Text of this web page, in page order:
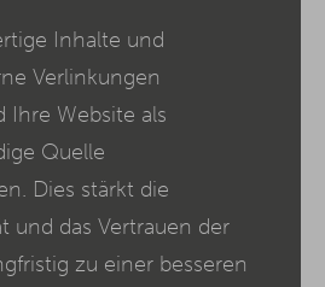
Inhalte und
Verlinkungen
Ihre Website als
Quelle
Dies stärkt die
und das Vertrauen der
zu einer besseren